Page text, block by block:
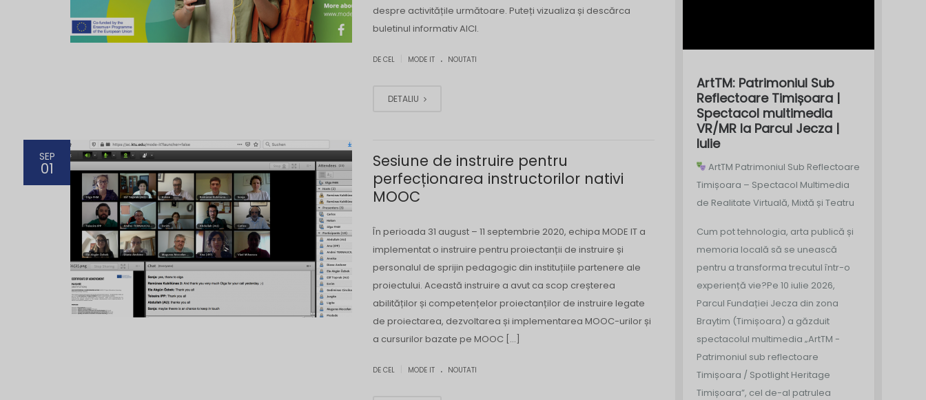
despre activitățile următoare. Puteți vizualiza și descărca
buletinul informativ AICI.
DE CEL MODE IT . NOUTATI
DETALIU
SEP
01
Sesiune de instruire pentru
perfecționarea instructorilor nativi
MOOC
În perioada 31 august – 11 septembrie 2020, echipa MODE IT a
implementat o instruire pentru proiectanții de instruire și
personalul de sprijin pedagogic din instituțiile partenere ale
proiectului. Această instruire a avut ca scop creșterea
abilităților și competențelor proiectanților de instruire legate
de proiectarea, dezvoltarea și implementarea MOOC-urilor și
a cursurilor bazate pe MOOC […]
DE CEL MODE IT . NOUTATI
ArtTM: Patrimoniul Sub
Reflectoare Timișoara |
Spectacol multimedia
VR/MR la Parcul Jecza |
Iulie
ArtTM Patrimoniul Sub Reflectoare
Timișoara – Spectacol Multimedia
de Realitate Virtuală, Mixtă și Teatru
Cum pot tehnologia, arta publică și
memoria locală să se unească
pentru a transforma trecutul într-o
experiență vie?Pe 10 iulie 2026,
Parcul Fundației Jecza din zona
Braytim (Timișoara) a găzduit
spectacolul multimedia „ArtTM -
Patrimoniul sub reflectoare
Timișoara / Spotlight Heritage
Timișoara”, cel de-al patrulea